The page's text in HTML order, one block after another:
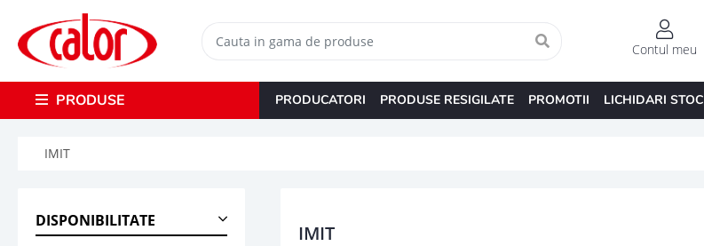
Contul meu
PRODUSE PRODUCATORI PRODUSE RESIGILATE PROMOTII LICHIDARI STOC
IMIT
DISPONIBILITATE
IMIT